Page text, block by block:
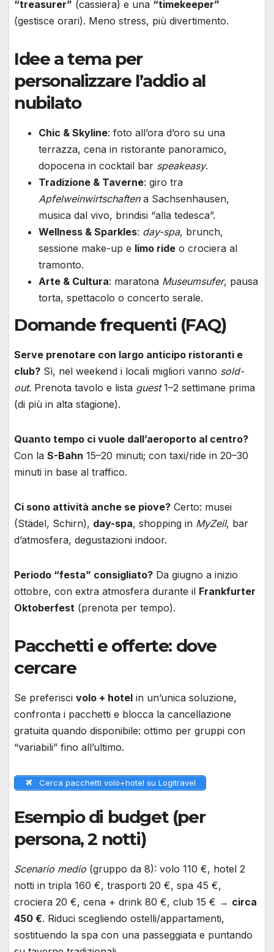
“treasurer” (cassiera) e una “timekeeper”
(gestisce orari). Meno stress, più divertimento.
Idee a tema per
personalizzare l’addio al
nubilato
Chic & Skyline: foto all’ora d’oro su una
terrazza, cena in ristorante panoramico,
dopocena in cocktail bar speakeasy.
Tradizione & Taverne: giro tra
Apfelweinwirtschaftena Sachsenhausen,
musica dal vivo, brindisi “alla tedesca”.
Wellness & Sparkles: day-spa, brunch,
sessione make-up e limo ride o crociera al
tramonto.
Arte & Cultura: maratona Museumsufer, pausa
torta, spettacolo o concerto serale.
Domande frequenti (FAQ)
Serve prenotare con largo anticipo ristoranti e
club? Sì, nel weekend i locali migliori vanno sold-
out. Prenota tavolo e lista guest1–2 settimane prima
(di più in alta stagione).
Quanto tempo ci vuole dall’aeroporto al centro?
Con la S-Bahn 15–20 minuti; con taxi/ride in 20–30
minuti in base al traffico.
Ci sono attività anche se piove? Certo: musei
(Städel, Schirn), day-spa, shopping in MyZeil, bar
d’atmosfera, degustazioni indoor.
Periodo “festa” consigliato? Da giugno a inizio
ottobre, con extra atmosfera durante il Frankfurter
Oktoberfest (prenota per tempo).
Pacchetti e offerte: dove
cercare
Se preferisci volo + hotel in un’unica soluzione,
confronta i pacchetti e blocca la cancellazione
gratuita quando disponibile: ottimo per gruppi con
“variabili” fino all’ultimo.
Cerca pacchetti volo+hotel su Logitravel
Esempio di budget (per
persona, 2 notti)
Scenario medio (gruppo da 8): volo 110 €, hotel 2
notti in tripla 160 €, trasporti 20 €, spa 45 €,
crociera 20 €, cena + drink 80 €, club 15 € → circa
450 €. Riduci scegliendo ostelli/appartamenti,
sostituendo la spa con una passeggiata e puntando